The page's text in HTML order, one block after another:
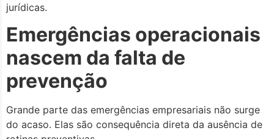
jurídicas.
Emergências operacionais
nascem da falta de
prevenção
Grande parte das emergências empresariais não surge
do acaso. Elas são consequência direta da ausência de